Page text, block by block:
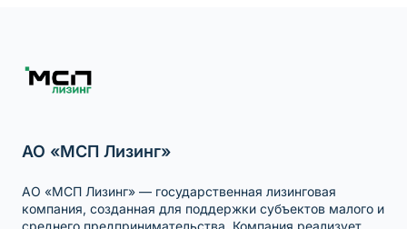
АО «МСП Лизинг»
АО «МСП Лизинг» — государственная лизинговая
компания, созданная для поддержки субъектов малого и
среднего предпринимательства. Компания реализует